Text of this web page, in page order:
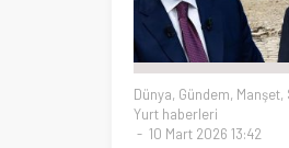
Dünya, Gündem, Manşet,
Yurt haberleri
10 Mart 2026 13:42